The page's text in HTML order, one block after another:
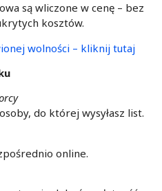
są wliczone w cenę – bez
kosztów.
wolności – kliknij tutaj
do której wysyłasz list.
online.